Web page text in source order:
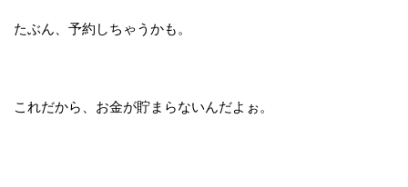
たぶん、予約しちゃうかも。
これだから、お金が貯まらないんだよぉ。